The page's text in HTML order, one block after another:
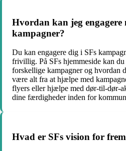
Hvordan kan jeg engagere
kampagner?
Du kan engagere dig i SFs
frivillig. På SFs hjemmeside kan
forskellige kampagner og hvordan
være alt fra at hjælpe med
flyers eller hjælpe med dør-til-dør-
dine færdigheder inden for
Hvad er SFs vision for